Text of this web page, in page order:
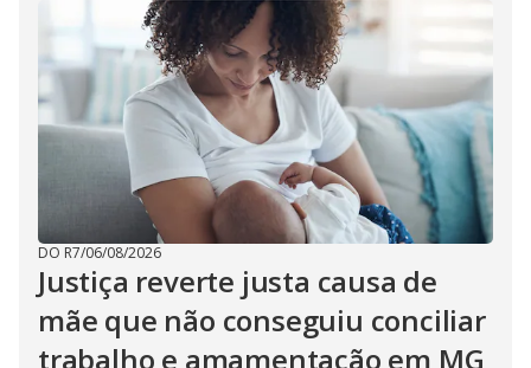
DO R7/06/08/2026
Justiça reverte justa causa de
mãe que não conseguiu conciliar
trabalho e amamentação em MG